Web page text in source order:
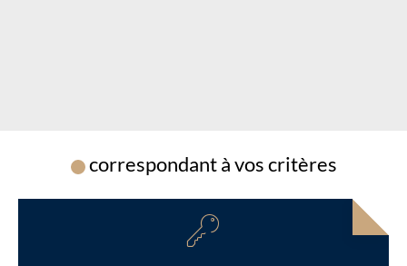
Chargement...
correspondant à vos critères